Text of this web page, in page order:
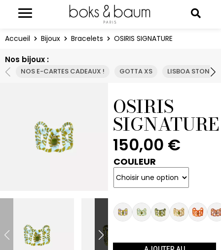
Accueil Bijoux Bracelets OSIRIS SIGNATURE
Nos bijoux :
NOS E-CARTES CADEAUX ! GOTTA XS LISBOA STONE
OSIRIS
SIGNATURE
150,00 €
COULEUR
Panneau de gestion des cookies